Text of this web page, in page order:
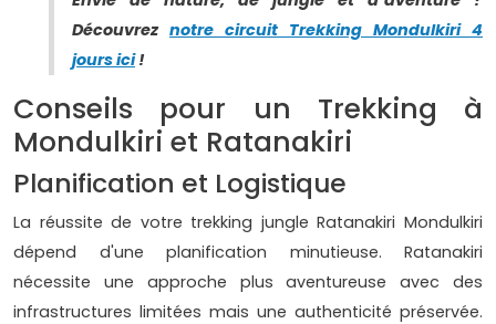
Découvrez notre circuit Trekking Mondulkiri 4
jours ici!
Conseils pour un Trekking à
Mondulkiri et Ratanakiri
Planification et Logistique
La réussite de votre trekking jungle Ratanakiri Mondulkiri
dépend d'une planification minutieuse. Ratanakiri
nécessite une approche plus aventureuse avec des
infrastructures limitées mais une authenticité préservée.